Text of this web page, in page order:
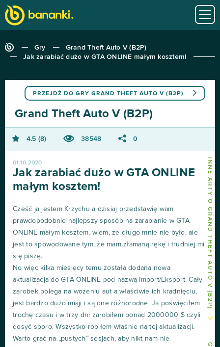
Gry
Grand Theft Auto V (B2P)
Jak zarabiać dużo w GTA ONLINE małym kosztem!
INNE ARTY O GRAND THEFT AUTO V (B2P)
PRZEJDŹ DO GRY GRAND THEFT AUTO V (B2P)
Grand Theft Auto V (B2P)
4.5 8 38548 0
01.10.2020
Jak zarabiać dużo w GTA ONLINE
małym kosztem!
Cześć ja jestem Krzychu a dzisiaj przedstawię wam
prawdopodobnie najlepszy sposób na zarabianie w GTA
ONLINE małym kosztem, wiem, że długo mnie nie było, ale
jest to spowodowane tym, że mam złamaną rękę i trudniej mi
się piszę.
No więc kilka miesięcy temu została dodana nowa
aktualizacja do GTA ONLINE pod nazwą Import/Eksport. Cały
zarobek polega na wożeniu aut a właściwie ich kradnięciu,
jest bardzo dużo misji i są one różnorodne. Ja poświęciłem
trochę czasu i w trzy dni zarobiłem ponad 2000000 $ czyli
dosyć sporo. Wszystko robiłem właśnie na tej aktualizacji.
Warto grać na „pustych” sesjach, aby nikt nam nie